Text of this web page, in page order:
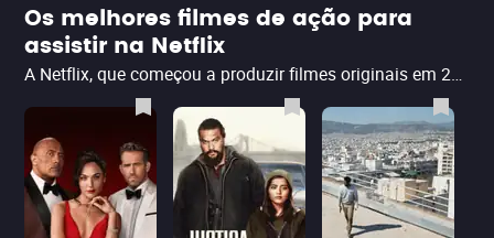
Os melhores filmes de ação para
assistir na Netflix
A Netflix, que começou a produzir filmes originais em 2015, já pode dizer com tranquilidade que é a responsável por algumas das principais produções do ano de gêneros como comédias românticas, ficções científicas e, é claro, o de ação. O serviço de streaming tomou a dianteira com produções cada vez maiores e elencos que chamam a atenção -- com tramas de tiro, porrada e bomba. A seguir, confira alguns dos principais destaques do cinema de ação dentre os filmes originais da Netflix, passeando por produções que vão desde a ação dramática, o thriller e chegando até a comédia de ação. Veja também nossas outras listas de melhores filmes.